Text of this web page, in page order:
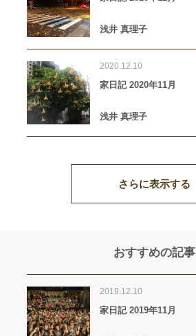
浅井 真理子
2020.12.10
家日記 2020年11月
浅井 真理子
さらに表示する
おすすめの記事
2019.12.10
家日記 2019年11月